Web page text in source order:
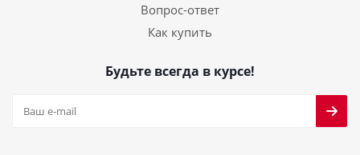
Вопрос-ответ
Как купить
Будьте всегда в курсе!